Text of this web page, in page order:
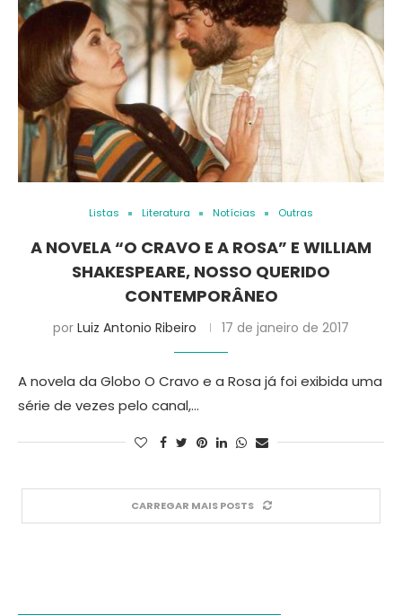
Listas Literatura Notícias Outras
A NOVELA “O CRAVO E A ROSA” E WILLIAM
SHAKESPEARE, NOSSO QUERIDO
CONTEMPORÂNEO
por Luiz Antonio Ribeiro 17 de janeiro de 2017
A novela da Globo O Cravo e a Rosa já foi exibida uma
série de vezes pelo canal,…
CARREGAR MAIS POSTS